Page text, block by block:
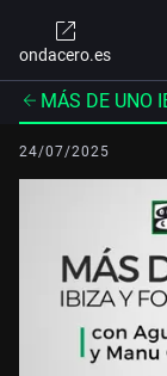
ondacero.es
MÁS DE UNO
24/07/2025